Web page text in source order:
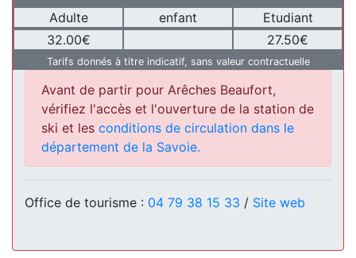
Adulte enfant
Etudiant
32.00€
27.50€
Tarifs donnés à titre indicatif, sans valeur contractuelle
Avant de partir pour Arêches Beaufort,
vérifiez l'accès et l'ouverture de la station de
ski et les conditions de circulation dans le
département de la Savoie.
Office de tourisme : 04 79 38 15 33 / Site web